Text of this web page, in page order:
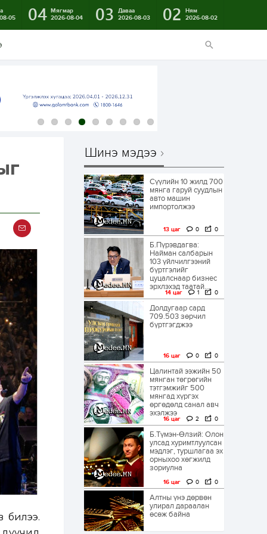
05
04 Мягмар
2026-08-04
03
Даваа
2026-08-03
02
Ням
2026-08-02
билээ.
Шинэ мэдээ
Сүүлийн 10 жилд 700
мянга гаруй суудлын
авто машин
импортолжээ
13 цаг 0 0
Б.Пүрэвдагва:
Найман салбарын
103 үйлчилгээний
бүртгэлийг
цуцалснаар бизнес
эрхлэхэд таатай...
14 цаг 1 0
Долдугаар сард
709.503 зөрчил
бүртгэгджээ
16 цаг 0 0
Цалинтай ээжийн 50
мянган төгрөгийн
тэтгэмжийг 500
мянгад хүргэх
өргөдөлд санал авч
эхэлжээ
16 цаг 2 0
Б.Түмэн-Өлзий: Олон
улсад хуримтлуулсан
мэдлэг, туршлагаа эх
орныхоо хөгжилд
зориулна
16 цаг 0 0
Алтны үнэ дөрвөн
улирал дараалан
өсөж байна